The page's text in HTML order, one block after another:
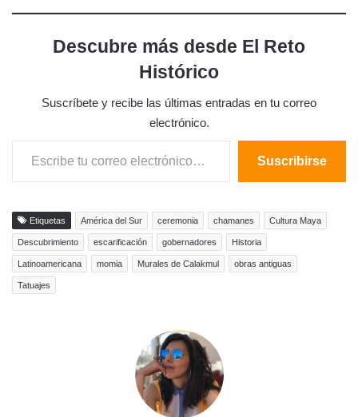
Descubre más desde El Reto
Histórico
Suscríbete y recibe las últimas entradas en tu correo
electrónico.
Escribe tu correo electrónico…
Suscribirse
Etiquetas América del Sur ceremonia chamanes Cultura Maya
Descubrimiento escarificación gobernadores Historia
Latinoamericana momia Murales de Calakmul obras antiguas
Tatuajes